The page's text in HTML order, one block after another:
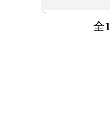
全1